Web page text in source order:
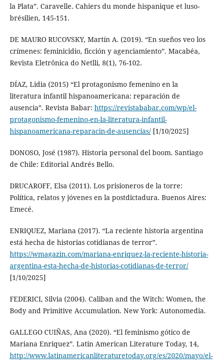
la Plata”. Caravelle. Cahiers du monde hispanique et luso-
brésilien, 145-151.
DE MAURO RUCOVSKY, Martín A. (2019). “En sueños veo los
crímenes: feminicidio, ficción y agenciamiento”. Macabéa,
Revista Eletrônica do Netlli, 8(1), 76-102.
DÍAZ, Lidia (2015) “El protagonismo femenino en la
literatura infantil hispanoamericana: reparación de
ausencia”. Revista Babar: https://revistababar.com/wp/el-
protagonismo-femenino-en-la-literatura-infantil-
hispanoamericana-reparacin-de-ausencias/[1/10/2025]
DONOSO, José (1987). Historia personal del boom. Santiago
de Chile: Editorial Andrés Bello.
DRUCAROFF, Elsa (2011). Los prisioneros de la torre:
Política, relatos y jóvenes en la postdictadura. Buenos Aires:
Emecé.
ENRIQUEZ, Mariana (2017). “La reciente historia argentina
está hecha de historias cotidianas de terror”.
https://wmagazin.com/mariana-enriquez-la-reciente-historia-
argentina-esta-hecha-de-historias-cotidianas-de-terror/
[1/10/2025]
FEDERICI, Silvia (2004). Caliban and the Witch: Women, the
Body and Primitive Accumulation. New York: Autonomedia.
GALLEGO CUIÑAS, Ana (2020). “El feminismo gótico de
Mariana Enriquez”. Latin American Literature Today, 14,
http://www.latinamericanliteraturetoday.org/es/2020/mayo/el-